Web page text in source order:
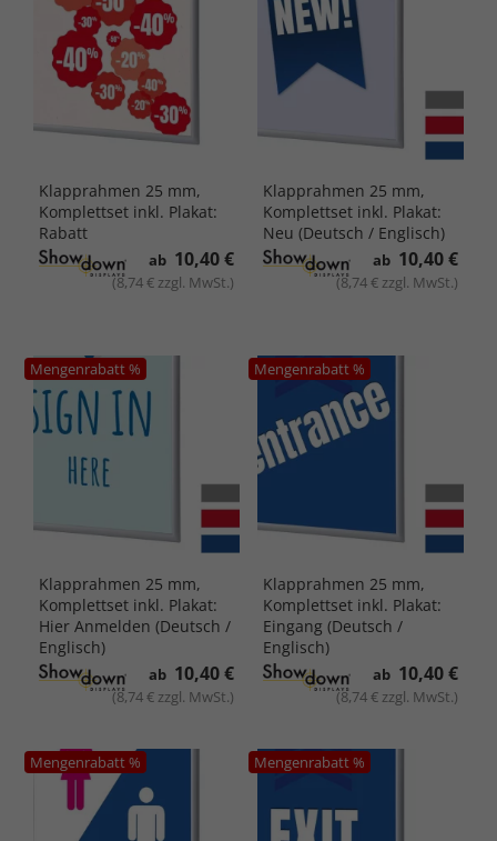
Klapprahmen 25 mm,
Komplettset inkl. Plakat:
Rabatt
ab 10,40 €
(8,74 € zzgl. MwSt.)
Klapprahmen 25 mm,
Komplettset inkl. Plakat:
Neu (Deutsch / Englisch)
ab 10,40 €
(8,74 € zzgl. MwSt.)
Mengenrabatt %
Klapprahmen 25 mm,
Komplettset inkl. Plakat:
Hier Anmelden (Deutsch /
Englisch)
ab 10,40 €
(8,74 € zzgl. MwSt.)
Mengenrabatt %
Klapprahmen 25 mm,
Komplettset inkl. Plakat:
Eingang (Deutsch /
Englisch)
ab 10,40 €
(8,74 € zzgl. MwSt.)
Mengenrabatt % Mengenrabatt %